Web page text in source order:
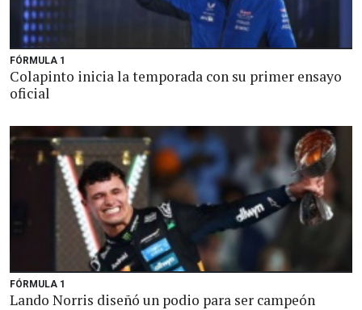
FÓRMULA 1
Colapinto inicia la temporada con su primer ensayo
oficial
FÓRMULA 1
Lando Norris diseñó un podio para ser campeón